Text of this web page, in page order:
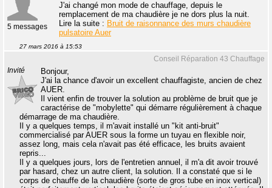
5 messages
J'ai changé mon mode de chauffage, depuis le
remplacement de ma chaudière je ne dors plus la nuit.
Lire la suite : Bruit de raisonnance des murs chaudière
pulsatoire Auer
27 mars 2016 à 15:53
Conseil Réparation 43 Chauffage
Invité
Bonjour,
J'ai la chance d'avoir un excellent chauffagiste, ancien de chez
AUER.
Il vient enfin de trouver la solution au problème de bruit que je
caractérise de "mobylette" qui démarre régulièrement à chaque
démarrage de ma chaudière.
Il y a quelques temps, il m'avait installé un "kit anti-bruit"
commercialisé par AUER sous la forme un tuyau en flexible noir,
assez long, mais cela n'avait pas été efficace, les bruits avaient
repris...
Il y a quelques jours, lors de l'entretien annuel, il m'a dit avoir trouvé
par hasard, chez un autre client, la solution. Il a constaté que si le
corps de chauffe de la chaudière (sorte de gros tube en inox vertical)